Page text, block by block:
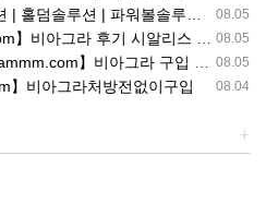
08.05
루션 | 파워볼솔루션 | 모아솔루션
08.05
아그라 후기 시알리스 파는곳
08.05
비아그라 구입 시알리스20mg 복용법
08.04
】비아그라처방전없이구입
+